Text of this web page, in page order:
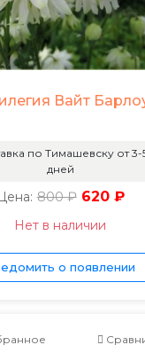
Вайт
по Тимашевску от 3-
дней
800 ₽ 620 ₽
Нет в наличии
о появлении